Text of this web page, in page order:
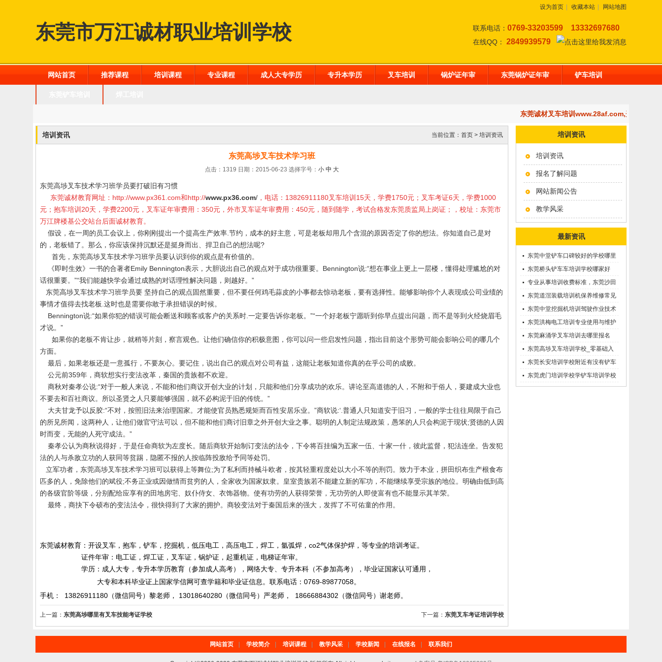
设为首页 收藏本站 网站地图
东莞市万江诚材职业培训学校 联系电话： 0769-33203599 13332697680
在线QQ： 2849939579
网站首页 推荐课程 培训课程 专业课程 成人大专学历 专升本学历 叉车培训 锅炉证年审 东莞锅炉证年审 铲车培训
东莞诚材叉车培训www.28af.com,开设：东莞
培训资讯
培训资讯
报名了解问题
网站新闻公告
教学风采
最新资讯
东莞中堂铲车口碑较好的学校哪里
有？
东莞桥头铲车车培训学校哪家好
呢？推荐一下
专业从事培训收费标准，东莞沙田
优质的学叉车考证价钱
东莞道滘装载培训机保养维修常见
问题等知识大全
东莞中堂挖掘机培训驾驶作业技术
东莞洪梅电工培训专业使用与维护
接触调压噐？
东莞麻涌学叉车培训去哪里报名
东莞高埗叉车培训学校_零基础入
学_随到随学
东莞长安培训学校附近有没有铲车
培训的-
东莞虎门培训学校学铲车培训学校
在哪里_
培训资讯 当前位置： 首页 > 培训资讯
东莞高埗叉车技术学习班
点击：1319 日期：2015-06-23 选择字号： 小 中 大
东莞高埗叉车技术学习班学员要打破旧有习惯
东莞诚材教育网址： http://www.px361.com和http://www.px36.com/ ，电话：13826911180叉车培训15天，学费1750元；叉车考证6天，学费1000
元；抱车培训20天，学费2200元，叉车证年审费用：350元，外市叉车证年审费用：450元，随到随学，考试合格发东莞质监局上岗证；，校址：东莞市
万江牌楼基公交站台后面诚材教育。
假设，在一周的员工会议上，你刚刚提出一个提高生产效率 节约，成本的好主意，可是老板却用几个含混的原因否定了你的想法。你知道自己是对
的，老板错了。那么，你应该保持沉默还是挺身而出、捍卫自己的想法呢?
首先， 东莞高埗叉车技术学习班学员要认识到你的观点是有价值的。
《即时生效》一书的合著者Emily Bennington表示，大胆说出自己的观点对于成功很重要。 Bennington说:“想在事业上更上一层楼，懂得处理尴尬的对
话很重要。”“我们能越快学会通过成熟的对话理性解决问题，则越好。”
东莞高埗叉车技术学习班学员要 坚持自己的观点固然重要，但不要任何鸡毛蒜皮的小事都去惊动老板，要有选择性。能够影响你个人表现或公司业绩的
事情才值得去找老板 这时也是需要你敢于承担错误的时候。
Bennington说:“如果你犯的错误可能会断送和顾客或客户的关系时 一定要告诉你老板。”“一个好老板宁愿听到你早点提出问题，而不是等到火经烧眉毛
才说。”
如果你的老板不肯让步，就稍等片刻，察言观色。让他们确信你的积极意图，你可以问一些启发性问题，指出目前这个形势可能会影响公司的哪几个
方面。
最后，如果老板还是一意孤行，不要灰心。要记住，说出自己的观点对公司有益，这能让老板知道你真的在乎公司的成败。
公元前359年，商软想实行变法改革，秦国的贵族都不欢迎。
商秋对秦孝公说:“对于一般人来说，不能和他们商议开创大业的计划，只能和他们分享成功的欢乐。讲论至高道德的人，不附和于俗人，要建成大业也
不要去和百社商议。所以圣贤之人只要能够强国，就不必构泥于旧的传统。”
大夫甘龙予以反胶:“不对，按照旧法来治理国家。才能使官员熟悉规矩而百性安居乐业。”商软说:‘ 普通人只知道安于旧习，一般的学士往往局限于自己
的所见所闻，这两种人，让他们做官守法可以，但不能和他们商讨旧章之外开创大业之事。聪明的人制定法规政策，愚笨的人只会构泥于现状;贤德的人因
时而变，无能的人死守成法。”
秦孝公认为商秋说得好，于是任命商软为左度长。随后商软开始制订变法的法令，下令将百挂编为五家一伍、十家一什，彼此监督，犯法连坐。告发犯
法的人与杀敌立功的人获同等贫踢，隐匿不报的人按临阵投敌给予同等处罚。
立军功者， 东莞高埗叉车技术学习班可以获得上等舞位;为了私利而持械斗欧者，按其轻重程度处以大小不等的刑罚。致力于本业，拼田织布生产根食布
匹多的人，免除他们的斌役;不务正业或因做情而贫穷的人，全家收为国家奴隶。皇室贵族若不能建立新的军功，不能继续享受宗族的地位。明确由低到高
的各级官阶等级，分别配给应享有的田地房宅、奴仆侍女、衣饰器物。使有功劳的人获得荣誉，无功劳的人即使富有也不能显示其羊荣。
最终，商抉下令硕布的变法法令，很快得到了大家的拥护。商较变法对于秦国后来的强大，发挥了不可佑童的作用。
东莞诚材教育：开设叉车，抱车，铲车，挖掘机，低压电工，高压电工，焊工，氩弧焊，co2气体保护焊，等专业的培训考证。
证件年审：电工证，焊工证，叉车证，锅炉证，起重机证，电梯证年审。
学历：成人大专，专升本学历教育（参加成人高考），网络大专、专升本科（不参加高考），毕业证国家认可通用，
大专和本科毕业证上国家学信网可查学籍和毕业证信息。 联系电话 ： 0769-89877058。
手机： 13826911180（微信同号）黎老师， 13018640280 （微信同号）严老师 ， 18666884302 （微信同号） 谢老师。
上一篇： 东莞高埗哪里有叉车技能考证学校 下一篇： 东莞叉车考证培训学校
网站首页 学校简介 培训课程 教学风采 学校新闻 在线报名 联系我们